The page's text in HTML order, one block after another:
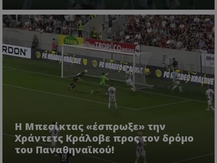
Η Μπεσίκτας «έσπρωξε» την
Χράντετς Κράλοβε προς τον δρόμο
του Παναθηναϊκού!